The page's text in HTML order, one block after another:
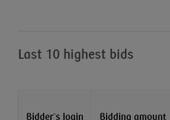
Last 10 highest bids
Bidder`s login Bidding amount